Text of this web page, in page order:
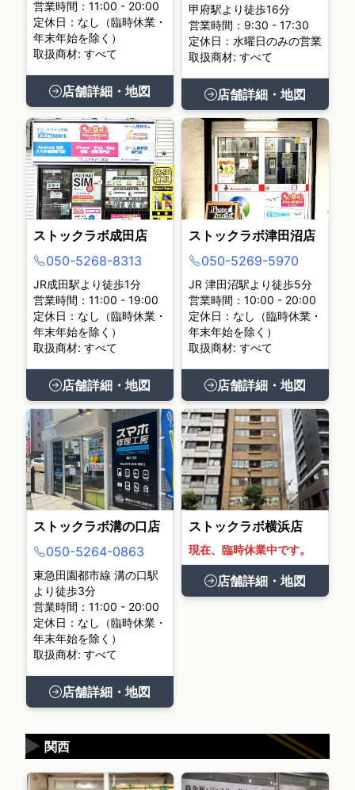
営業時間：11:00 - 20:00
定休日：なし（臨時休業・
年末年始を除く）
取扱商材: すべて
店舗詳細・地図
甲府駅より徒歩16分
営業時間：9:30 - 17:30
定休日：水曜日のみの営業
取扱商材: すべて
店舗詳細・地図
ストックラボ成田店
050-5268-8313
JR成田駅より徒歩1分
営業時間：11:00 - 19:00
定休日：なし（臨時休業・
年末年始を除く）
取扱商材: すべて
店舗詳細・地図
ストックラボ津田沼店
050-5269-5970
JR 津田沼駅より徒歩5分
営業時間：10:00 - 20:00
定休日：なし（臨時休業・
年末年始を除く）
取扱商材: すべて
店舗詳細・地図
ストックラボ溝の口店
050-5264-0863
東急田園都市線 溝の口駅
より徒歩3分
営業時間：11:00 - 20:00
定休日：なし（臨時休業・
年末年始を除く）
取扱商材: すべて
店舗詳細・地図
ストックラボ横浜店
現在、臨時休業中です。
店舗詳細・地図
関西
▶